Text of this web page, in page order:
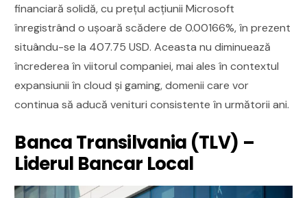
financiară solidă, cu prețul acțiunii Microsoft
înregistrând o ușoară scădere de 0.00166%, în prezent
situându-se la 407.75 USD. Aceasta nu diminuează
încrederea în viitorul companiei, mai ales în contextul
expansiunii în cloud și gaming, domenii care vor
continua să aducă venituri consistente în următorii ani.
Banca Transilvania (TLV) –
Liderul Bancar Local